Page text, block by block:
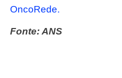
OncoRede.
Fonte: ANS